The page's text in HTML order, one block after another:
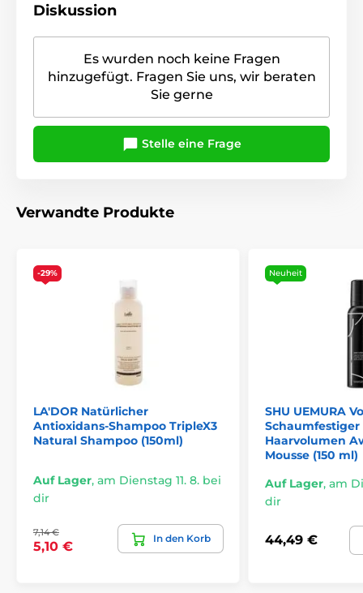
Diskussion
Es wurden noch keine Fragen
hinzugefügt. Fragen Sie uns, wir beraten
Sie gerne
Stelle eine Frage
Verwandte Produkte
-29%
LA'DOR Natürlicher
Antioxidans-Shampoo TripleX3
Natural Shampoo (150ml)
Auf Lager, am Dienstag 11. 8. bei
dir
7,14 €
5,10 €
In den Korb
Neuheit
SHU UEMURA
Haarvolumen
Mousse (150 ml)
Auf Lager, am
dir
44,49 €